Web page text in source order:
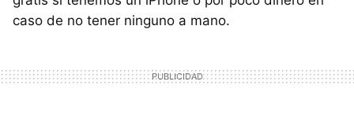
caso de no tener ninguno a mano.